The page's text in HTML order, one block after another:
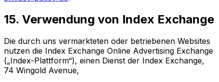
15. Verwendung von Index Exchange
Die durch uns vermarkteten oder betriebenen Websites
nutzen die Index Exchange Online Advertising Exchange
(„Index-Plattform“), einen Dienst der Index Exchange,
74 Wingold Avenue,